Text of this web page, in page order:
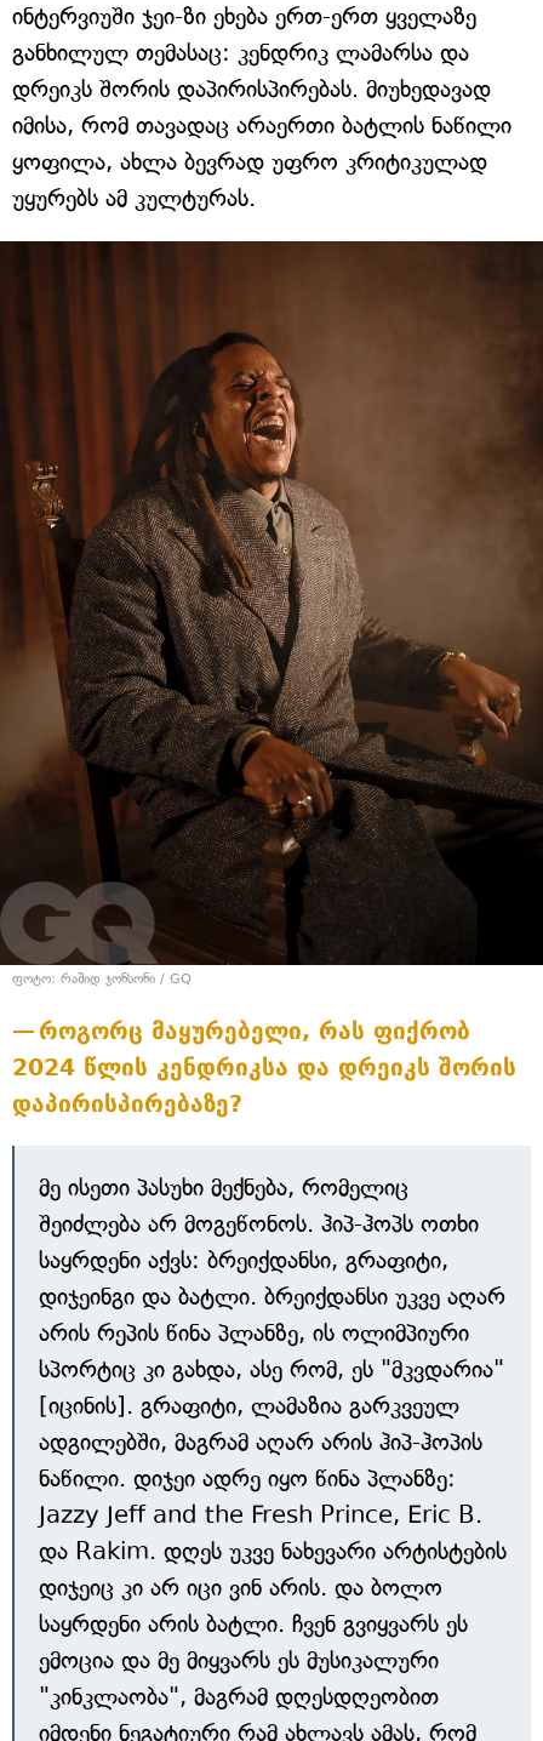
ინტერვიუში ჯეი-ზი ეხება ერთ-ერთ ყველაზე
განხილულ თემასაც: კენდრიკ ლამარსა და
დრეიკს შორის დაპირისპირებას. მიუხედავად
იმისა, რომ თავადაც არაერთი ბატლის ნაწილი
ყოფილა, ახლა ბევრად უფრო კრიტიკულად
უყურებს ამ კულტურას.
ფოტო: რაშიდ ჯონსონი / GQ
როგორც მაყურებელი, რას ფიქრობ
2024 წლის კენდრიკსა და დრეიკს შორის
დაპირისპირებაზე?
მე ისეთი პასუხი მექნება, რომელიც
შეიძლება არ მოგეწონოს. ჰიპ-ჰოპს ოთხი
საყრდენი აქვს: ბრეიქდანსი, გრაფიტი,
დიჯეინგი და ბატლი. ბრეიქდანსი უკვე აღარ
არის რეპის წინა პლანზე, ის ოლიმპიური
სპორტიც კი გახდა, ასე რომ, ეს "მკვდარია"
[იცინის]. გრაფიტი, ლამაზია გარკვეულ
ადგილებში, მაგრამ აღარ არის ჰიპ-ჰოპის
ნაწილი. დიჯეი ადრე იყო წინა პლანზე:
Jazzy Jeff and the Fresh Prince, Eric B.
და Rakim. დღეს უკვე ნახევარი არტისტების
დიჯეიც კი არ იცი ვინ არის. და ბოლო
საყრდენი არის ბატლი. ჩვენ გვიყვარს ეს
ემოცია და მე მიყვარს ეს მუსიკალური
"კინკლაობა", მაგრამ დღესდღეობით
იმდენი ნეგატიური რამ ახლავს ამას, რომ